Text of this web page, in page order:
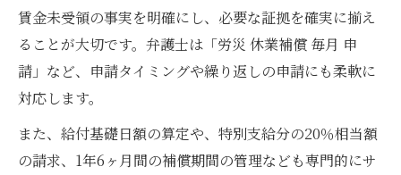
賃金未受領の事実を明確にし、必要な証拠を確実に揃え
ることが大切です。弁護士は「労災 休業補償 毎月 申
請」など、申請タイミングや繰り返しの申請にも柔軟に
対応します。
また、給付基礎日額の算定や、特別支給分の20％相当額
の請求、1年6ヶ月間の補償期間の管理なども専門的にサ